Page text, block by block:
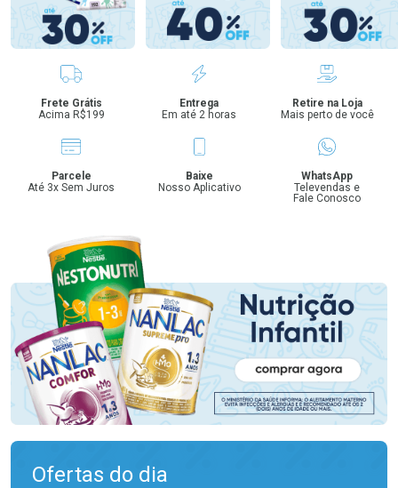
Benefícios
Frete Grátis
Acima R$199
Entrega
Em até 2 horas
Retire na Loja
Mais perto de você
Parcele
Até 3x Sem Juros
Baixe
Nosso Aplicativo
WhatsApp
Televendas e
Fale Conosco
Ofertas do dia